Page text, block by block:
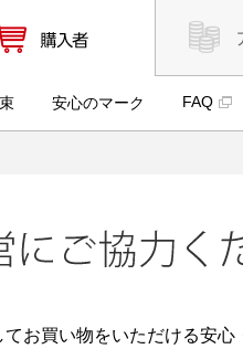
安心のマーク FAQ
お買い物をいただける安心